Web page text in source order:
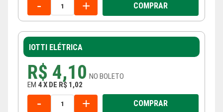
- + COMPRAR
IOTTI ELÉTRICA
R$ 4,10 NO BOLETO
EM 4X DE R$ 1,02
- + COMPRAR